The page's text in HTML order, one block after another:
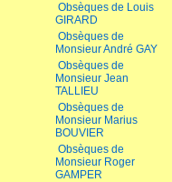
Obsèques de Louis
GIRARD
Obsèques de
Monsieur André GAY
Obsèques de
Monsieur Jean
TALLIEU
Obsèques de
Monsieur Marius
BOUVIER
Obsèques de
Monsieur Roger
GAMPER